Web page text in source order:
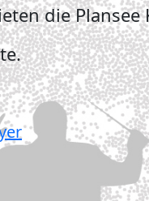
die Plansee